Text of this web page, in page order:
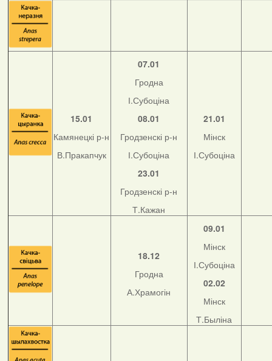
15.01
Камянецкі р-н
В.Пракапчук
07.01
Гродна
І.Субоціна
08.01
Гродзенскі р-н
І.Субоціна
23.01
Гродзенскі р-н
Т.Кажан
21.01
Мінск
І.Субоціна
18.12
Гродна
А.Храмогін
09.01
Мінск
І.Субоціна
02.02
Мінск
Т.Быліна